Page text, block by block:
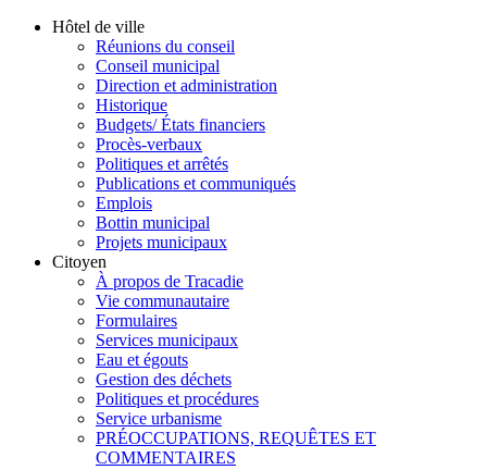
Hôtel de ville
Réunions du conseil
Conseil municipal
Direction et administration
Historique
Budgets/ États financiers
Procès-verbaux
Politiques et arrêtés
Publications et communiqués
Emplois
Bottin municipal
Projets municipaux
Citoyen
À propos de Tracadie
Vie communautaire
Formulaires
Services municipaux
Eau et égouts
Gestion des déchets
Politiques et procédures
Service urbanisme
PRÉOCCUPATIONS, REQUÊTES ET
COMMENTAIRES